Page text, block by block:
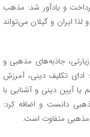
و یادآور شد: مذهب
ایران و گیلان می‌تواند
جاذبه‌های مذهبی و
ادای تکلیف دینی، آمرزش
آیین دینی و آشنایی با
دانست و اضافه کرد:
مذهبی متفاوت است.